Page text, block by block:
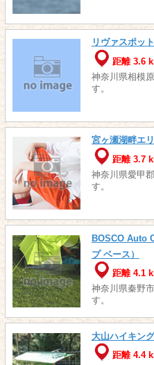
リヴァスポッ
距離 3.6
神奈川県相模
す。
宮ヶ瀬湖畔エ
距離 3.7
神奈川県愛甲
す。
BOSCO Auto
プ ベース）
距離 4.1
神奈川県秦野
す。
大山ハイキング
距離 4.4